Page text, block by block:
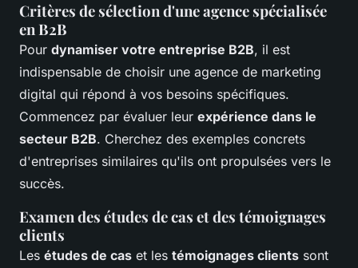
Critères de sélection d'une agence spécialisée
en B2B
Pour dynamiser votre entreprise B2B, il est
indispensable de choisir une agence de marketing
digital qui répond à vos besoins spécifiques.
Commencez par évaluer leur expérience dans le
secteur B2B. Cherchez des exemples concrets
d'entreprises similaires qu'ils ont propulsées vers le
succès.
Examen des études de cas et des témoignages
clients
Les études de cas et les témoignages clients sont